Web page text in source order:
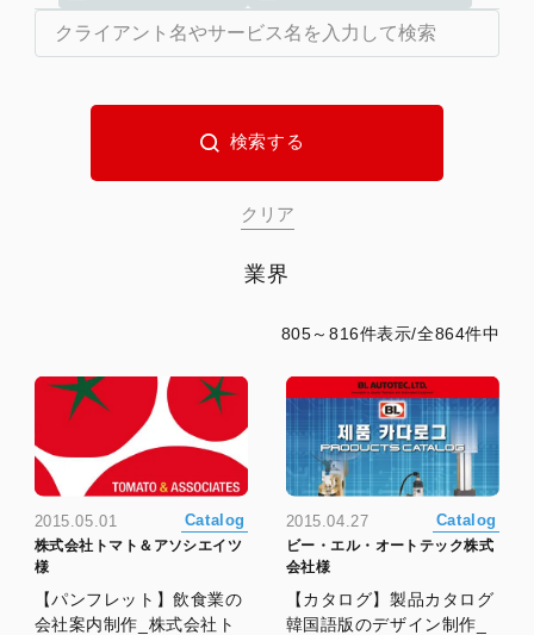
業界
805～816件表示/全864件中
2015.05.01 Catalog
株式会社トマト＆アソシエイツ
様
【パンフレット】飲食業の
会社案内制作_株式会社ト
2015.04.27 Catalog
ビー・エル・オートテック株式
会社様
【カタログ】製品カタログ
韓国語版のデザイン制作_